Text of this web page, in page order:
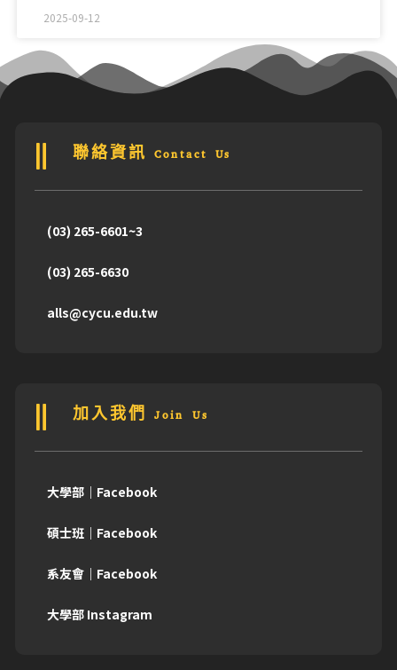
2025-09-12
聯絡資訊 Contact Us
(03) 265-6601~3
(03) 265-6630
alls@cycu.edu.tw
加入我們 Join Us
大學部｜Facebook
碩士班｜Facebook
系友會｜Facebook
大學部 Instagram